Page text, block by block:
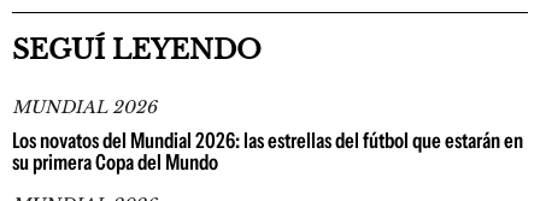
SEGUÍ LEYENDO
MUNDIAL 2026
Los novatos del Mundial 2026: las estrellas del fútbol que estarán en
su primera Copa del Mundo